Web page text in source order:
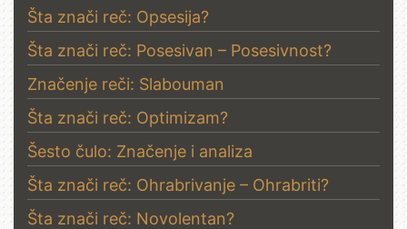
Šta znači reč: Opsesija?
Šta znači reč: Posesivan – Posesivnost?
Značenje reči: Slabouman
Šta znači reč: Optimizam?
Šesto čulo: Značenje i analiza
Šta znači reč: Ohrabrivanje – Ohrabriti?
Šta znači reč: Novolentan?